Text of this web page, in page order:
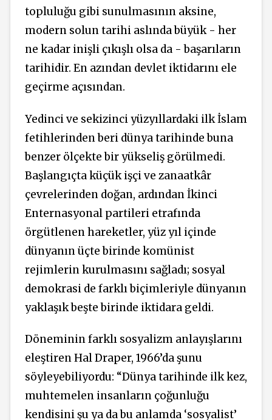
topluluğu gibi sunulmasının aksine,
modern solun tarihi aslında büyük - her
ne kadar inişli çıkışlı olsa da - başarıların
tarihidir. En azından devlet iktidarını ele
geçirme açısından.
Yedinci ve sekizinci yüzyıllardaki ilk İslam
fetihlerinden beri dünya tarihinde buna
benzer ölçekte bir yükseliş görülmedi.
Başlangıçta küçük işçi ve zanaatkâr
çevrelerinden doğan, ardından İkinci
Enternasyonal partileri etrafında
örgütlenen hareketler, yüz yıl içinde
dünyanın üçte birinde komünist
rejimlerin kurulmasını sağladı; sosyal
demokrasi de farklı biçimleriyle dünyanın
yaklaşık beşte birinde iktidara geldi.
Döneminin farklı sosyalizm anlayışlarını
eleştiren Hal Draper, 1966’da şunu
söyleyebiliyordu: “Dünya tarihinde ilk kez,
muhtemelen insanların çoğunluğu
kendisini şu ya da bu anlamda ‘sosyalist’